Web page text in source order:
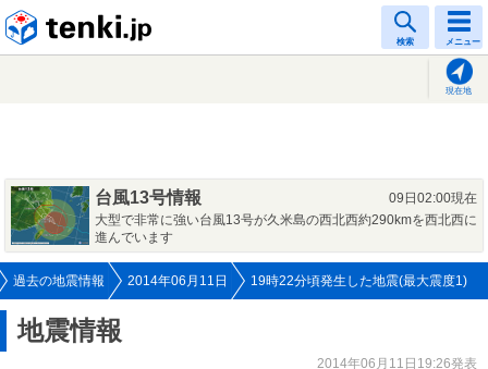
検索 メニュー
現在地
台風13号情報
09日02:00現在
大型で非常に強い台風13号が久米島の西北西約290kmを西北西に
進んでいます
過去の地震情報 2014年06月11日 19時22分頃発生した地震(最大震度1)
地震情報
2014年06月11日19:26発表